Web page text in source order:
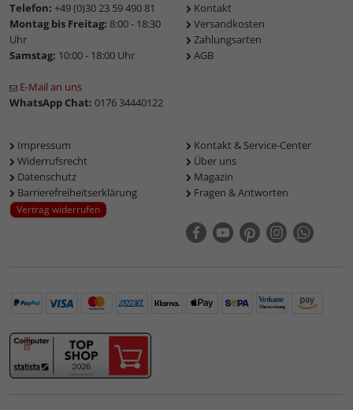
Telefon: +49 (0)30 23 59 490 81
Montag bis Freitag: 8:00 - 18:30
Uhr
Samstag: 10:00 - 18:00 Uhr
E-Mail an uns
WhatsApp Chat: 0176 34440122
Kontakt
Versandkosten
Zahlungsarten
AGB
Impressum
Widerrufsrecht
Datenschutz
Barrierefreiheitserklärung
Vertrag widerrufen
Kontakt & Service-Center
Über uns
Magazin
Fragen & Antworten